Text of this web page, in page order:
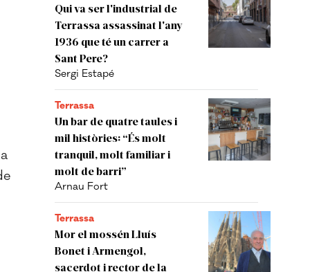
Qui va ser l'industrial de
Terrassa assassinat l'any
1936 que té un carrer a
Sant Pere?
Sergi Estapé
Terrassa
Un bar de quatre taules i
mil històries: “És molt
tranquil, molt familiar i
molt de barri”
Arnau Fort
Terrassa
Mor el mossén Lluís
Bonet i Armengol,
sacerdot i rector de la